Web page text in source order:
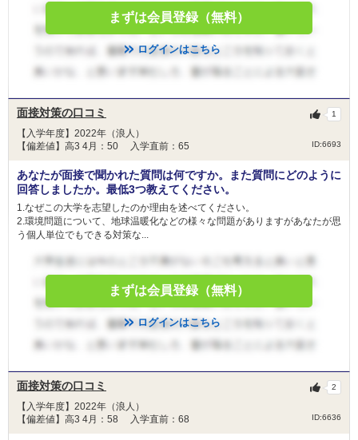
まずは会員登録（無料）
ログインはこちら
面接対策の口コミ
【入学年度】2022年（浪人）
【偏差値】高3 4月：50 入学直前：65
ID:6693
1
あなたが面接で聞かれた質問は何ですか。また質問にどのように
回答しましたか。最低3つ教えてください。
1.なぜこの大学を志望したのか理由を述べてください。
2.環境問題について、地球温暖化などの様々な問題がありますがあなたが思
う個人単位でもできる対策な...
まずは会員登録（無料）
ログインはこちら
面接対策の口コミ
【入学年度】2022年（浪人）
【偏差値】高3 4月：58 入学直前：68
ID:6636
2